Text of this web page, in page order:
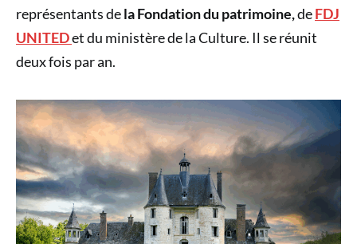
représentants dela Fondation du patrimoine,deFDJ
UNITEDet du ministère de la Culture. Il se réunit
deux fois par an.